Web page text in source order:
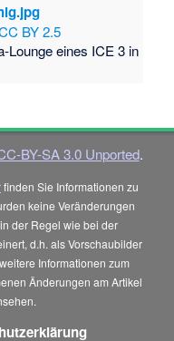
BY 2.5
Lounge eines ICE 3 in
BY-SA 3.0 Unported.
finden Sie Informationen zu
keine Veränderungen
der Regel wie bei der
d.h. als Vorschaubilder
Informationen zum
Änderungen am Artikel